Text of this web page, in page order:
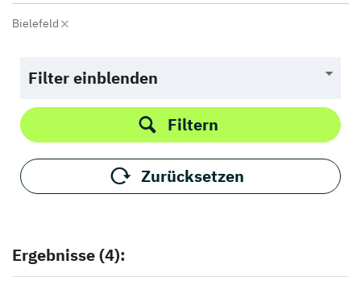
Bielefeld
Filter einblenden
Filtern
Zurücksetzen
Ergebnisse (4):